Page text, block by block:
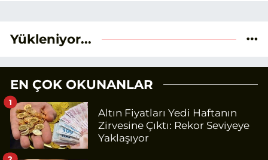
Yükleniyor...
EN ÇOK OKUNANLAR
Altın Fiyatları Yedi Haftanın
Zirvesine Çıktı: Rekor Seviyeye
Yaklaşıyor
1